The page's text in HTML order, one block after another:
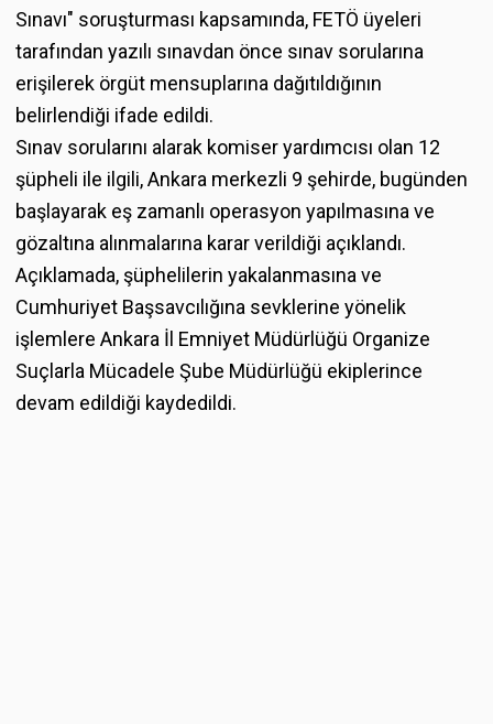
Sınavı" soruşturması kapsamında, FETÖ üyeleri
tarafından yazılı sınavdan önce sınav sorularına
erişilerek örgüt mensuplarına dağıtıldığının
belirlendiği ifade edildi.
Sınav sorularını alarak komiser yardımcısı olan 12
şüpheli ile ilgili, Ankara merkezli 9 şehirde, bugünden
başlayarak eş zamanlı operasyon yapılmasına ve
gözaltına alınmalarına karar verildiği açıklandı.
Açıklamada, şüphelilerin yakalanmasına ve
Cumhuriyet Başsavcılığına sevklerine yönelik
işlemlere Ankara İl Emniyet Müdürlüğü Organize
Suçlarla Mücadele Şube Müdürlüğü ekiplerince
devam edildiği kaydedildi.